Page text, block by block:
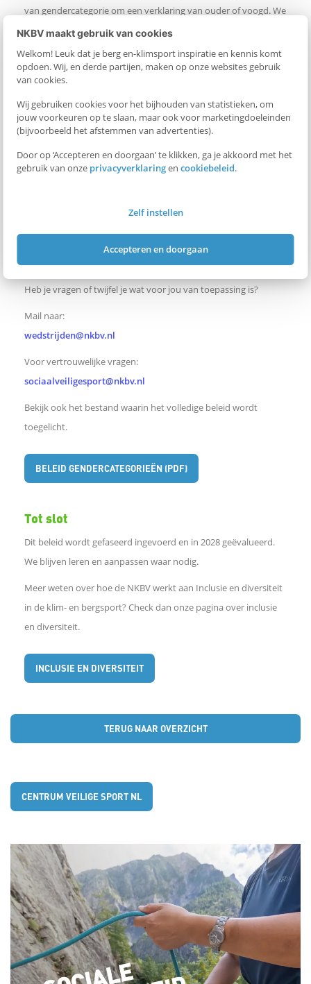
NKBV maakt gebruik van cookies
Welkom! Leuk dat je berg en-klimsport inspiratie en kennis komt
opdoen. Wij, en derde partijen, maken op onze websites gebruik
van cookies.
Wij gebruiken cookies voor het bijhouden van statistieken, om
jouw voorkeuren op te slaan, maar ook voor marketingdoeleinden
(bijvoorbeeld het afstemmen van advertenties).
Door op ‘Accepteren en doorgaan’ te klikken, ga je akkoord met het
gebruik van onze privacyverklaringencookiebeleid.
Zelf instellen
Accepteren en doorgaan
van gendercategorie om een verklaring van ouder of voogd. We
doen dit omdat het om minderjarige sporters gaat en we
zorgvuldig willen omgaan met verzoeken om van
gendercategorie te wisselen. De verklaring bevestigt dat
hiermee instemmen.
Hoe gaat de NKBV om met kleedkamers tijdens wedstrijden?
De invulling van kleedkamers verschilt per locatie. Als er vragen
of zorgen zijn over privacy of sociale veiligheid, zoeken we
rekening houdend met de mogelijkheden op de locatie en de
belangen van alle sporters.
Vragen of contact
Heb je vragen of twijfel je wat voor jou van toepassing is?
Mail naar:
wedstrijden@nkbv.nl
Voor vertrouwelijke vragen:
sociaalveiligesport@nkbv.nl
Bekijk ook het bestand waarin het volledige beleid wordt
toegelicht.
BELEID GENDERCATEGORIEËN (PDF)
Tot slot
Dit beleid wordt gefaseerd ingevoerd en in 2028 geëvalueerd.
We blijven leren en aanpassen waar nodig.
Meer weten over hoe de NKBV werkt aan Inclusie en diversiteit
in de klim- en bergsport? Check dan onze pagina over inclusie
en diversiteit.
INCLUSIE EN DIVERSITEIT
TERUG NAAR OVERZICHT
CENTRUM VEILIGE SPORT NL